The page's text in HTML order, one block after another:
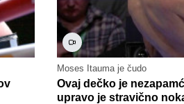
Moses Itauma je čudo
Ovaj dečko je
upravo je stravično